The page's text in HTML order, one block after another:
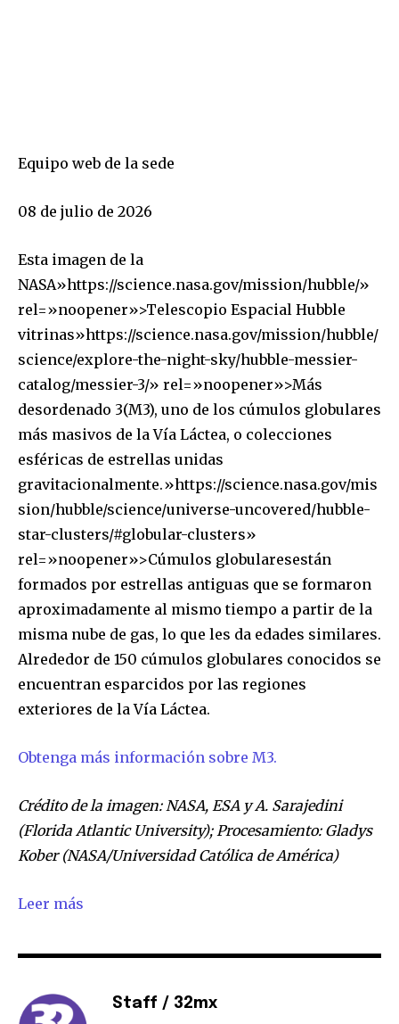
Únete a nuestra comunidad de
suscriptores y sé parte de la
conversación.
Para suscribirte, solo escribe tu dirección de correo eletrónico
y da click en el botón de "suscribir". No te preocupes,
respetamos tu privacidad y no enviaremos correo basura a tu
SUSCRIBIR
Acepto la
Seguidores
Equipo web de la sede
08 de julio de 2026
Esta imagen de la
NASA»https://science.nasa.gov/mission/hubble/»
rel=»noopener»>Telescopio Espacial Hubble
vitrinas»https://science.nasa.gov/mission/hubble/
science/explore-the-night-sky/hubble-messier-
catalog/messier-3/» rel=»noopener»>Más
desordenado 3(M3), uno de los cúmulos globulares
más masivos de la Vía Láctea, o colecciones
esféricas de estrellas unidas
gravitacionalmente.»https://science.nasa.gov/mis
sion/hubble/science/universe-uncovered/hubble-
star-clusters/#globular-clusters»
rel=»noopener»>Cúmulos globularesestán
formados por estrellas antiguas que se formaron
aproximadamente al mismo tiempo a partir de la
misma nube de gas, lo que les da edades similares.
Alrededor de 150 cúmulos globulares conocidos se
encuentran esparcidos por las regiones
exteriores de la Vía Láctea.
Obtenga más información sobre M3.
Crédito de la imagen: NASA, ESA y A. Sarajedini
(Florida Atlantic University); Procesamiento: Gladys
Kober (NASA/Universidad Católica de América)
Leer más
Staff / 32mx